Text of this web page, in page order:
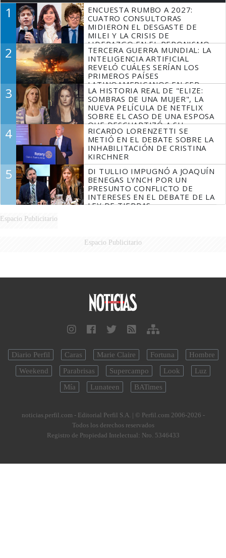
1
ENCUESTA RUMBO A 2027:
CUATRO CONSULTORAS
MIDIERON EL DESGASTE DE
MILEI Y LA CRISIS DE
LIDERAZGO EN EL PERONISMO
2
TERCERA GUERRA MUNDIAL: LA
INTELIGENCIA ARTIFICIAL
REVELÓ CUÁLES SERÍAN LOS
PRIMEROS PAÍSES
LATINOAMERICANOS EN SER
DERROTADOS
3
LA HISTORIA REAL DE "ELIZE:
SOMBRAS DE UNA MUJER", LA
NUEVA PELÍCULA DE NETFLIX
SOBRE EL CASO DE UNA ESPOSA
QUE DESCUARTIZÓ A SU
MARIDO
4
RICARDO LORENZETTI SE
METIÓ EN EL DEBATE SOBRE LA
INHABILITACIÓN DE CRISTINA
KIRCHNER
5
DI TULLIO IMPUGNÓ A JOAQUÍN
BENEGAS LYNCH POR UN
PRESUNTO CONFLICTO DE
INTERESES EN EL DEBATE DE LA
LEY DE TIERRAS
Espacio Publicitario
Espacio Publicitario
Diario Perfil Caras Marie Claire Fortuna
Hombre
Weekend
Parabrisas Supercampo Look
Luz
Mía
Lunateen BATimes
noticias.perfil.com - Editorial Perfil S.A. | © Perfil.com 2006-2026 -
Todos los derechos reservados
Registro de Propiedad Intelectual: Nro. 5346433